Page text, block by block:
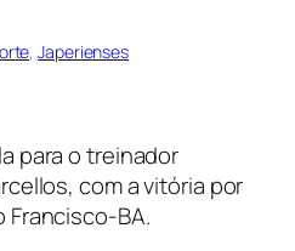
, Japerienses
para o treinador
com a vitória por
Francisco-BA.